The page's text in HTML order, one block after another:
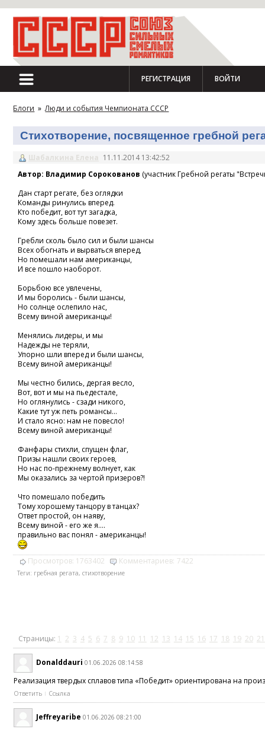
РЕГИСТРАЦИЯ ВОЙТИ
Блоги » Люди и события Чемпионата СССР
Стихотворение, посвященное гребной
Шабалкина Елена 11.11.2014 13:42:52
Автор: Владимир Сорокованов (участник Гребной регаты
Дан старт регате, без оглядки
Команды ринулись вперед.
Кто победит, вот тут загадка,
Кому здесь больше повезет.
Гребли сколь было сил и были шансы
Всех обогнать и вырваться вперед,
Но помешали нам американцы,
И все пошло наоборот.
Борьбою все увлечены,
И мы боролись - были шансы,
Но солнце ослепило нас,
Всему виной американцы!
Менялись лидеры, и мы
Надежды не теряли,
Упорно шли вперед и были шансы,
Всему виной американцы!
Мы честно бились, дергая весло,
Вот, вот и мы на пьедестале,
Но оглянулись - сзади никого,
Какие тут уж петь романсы...
И стало ясно: нам не повесло!
Всему виной американцы!
Фанфары стихли, спущен флаг,
Призы нашли своих героев,
Но нас по-прежнему волнует, как
Мы оказались за чертой призеров?!
Что помешало победить
Тому хорошему танцору в танцах?
Ответ простой, он наяву,
Всему виной - его же я....
правильно вас понял - американцы!
Просмотров: 1763402 Комментариев: 7422
Теги: гребная регата, стихотворение
Страницы: 1 2 3 4 5 6 7 8 9 10 11 12 13 14 15 16 17 18 19 20 21
Donalddauri 01.06.2026 08:14:58
Реализация твердых сплавов типа «Победит» ориентирована на
Ответить Ссылка
Jeffreyaribe 01.06.2026 08:21:00